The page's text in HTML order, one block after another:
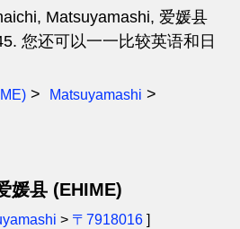
Matsuyamashi, 爱媛县
您还可以一一比较英语和日
Matsuyamashi
媛县 (EHIME)
> 〒7918016 ]